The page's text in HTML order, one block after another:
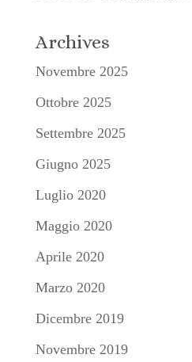
Archives
Novembre 2025
Ottobre 2025
Settembre 2025
Giugno 2025
Luglio 2020
Maggio 2020
Aprile 2020
Marzo 2020
Dicembre 2019
Novembre 2019